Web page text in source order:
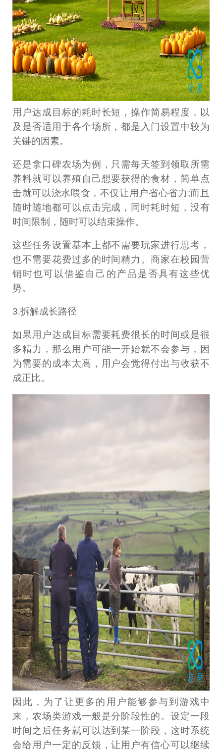
用户达成目标的耗时长短，操作简易程度，以
及是否适用于各个场所，都是入门设置中较为
关键的因素。
还是拿口碑农场为例，只需每天签到领取所需
养料就可以养殖自己想要获得的食材，简单点
击就可以浇水喂食，不仅让用户省心省力;而且
随时随地都可以点击完成，同时耗时短，没有
时间限制，随时可以结束操作。
这些任务设置基本上都不需要玩家进行思考，
也不需要花费过多的时间精力。商家在校园营
销时也可以借鉴自己的产品是否具有这些优
势。
3.拆解成长路径
如果用户达成目标需要耗费很长的时间或是很
多精力，那么用户可能一开始就不会参与，因
为需要的成本太高，用户会觉得付出与收获不
成正比。
因此，为了让更多的用户能够参与到游戏中
来，农场类游戏一般是分阶段性的。设定一段
时间之后任务就可以达到某一阶段，这时系统
会给用户一定的反馈，让用户有信心可以继续